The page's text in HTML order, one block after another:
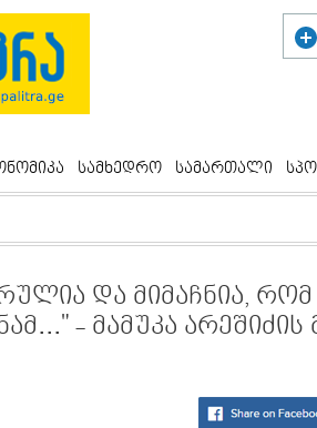
სამხედრო სამართალი
და მიმაჩნია, რომ
- მამუკა არეშიძის